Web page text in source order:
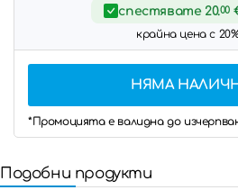
спестявате 20.00
крайна цена с
НЯМА
*Промоцията е валидна до
Подобни продукти